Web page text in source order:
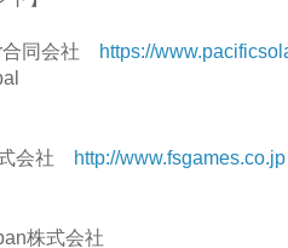
合同会社 https://
会社 http://www.fsgames.co.jp
株式会社